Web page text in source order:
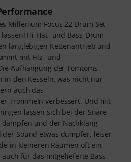
Millenium Focus 22 Drum Set
Hi-Hat- und Bass-Drum-
langlebigen Kettenantrieb und
mit Filz- und
Aufhängung der Tomtoms
in den Kesseln, was nicht nur
auch das
Trommeln verbessert. Und mit
lassen sich bei der Snare
und der Nachklang
Sound etwas dumpfer, leiser
in kleineren Räumen oft ein
für das mitgelieferte Bass-